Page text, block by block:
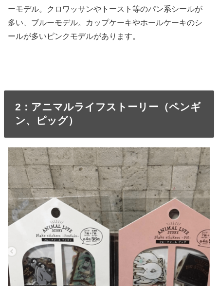
ーモデル。クロワッサンやトースト等のパン系シールが
多い、ブルーモデル。カップケーキやホールケーキのシ
ールが多いピンクモデルがあります。
2：アニマルライフストーリー（ペンギ
ン、ピッグ）